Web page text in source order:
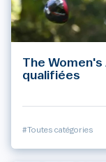
The Women's
qualifiées
#Toutes catégories